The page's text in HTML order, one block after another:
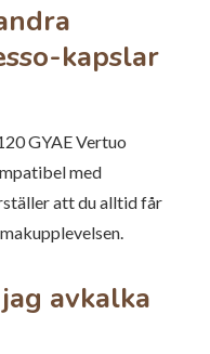
kapslar
GYAE Vertuo
med
att du alltid får
avkalka